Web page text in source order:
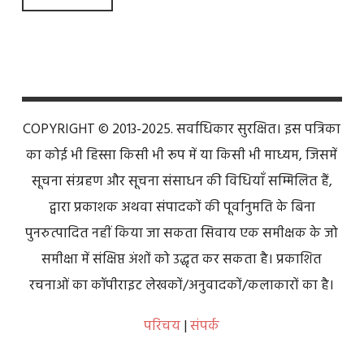
COPYRIGHT © 2013-2025. सर्वाधिकार सुरक्षित। इस पत्रिका
का कोई भी हिस्सा किसी भी रूप में या किसी भी माध्यम, जिसमें
सूचना संग्रहण और सूचना संसाधन की विधियाँ सम्मिलित हैं,
द्वारा प्रकाशक अथवा संपादकों की पूर्वानुमति के बिना
पुनरुत्पादित नहीं किया जा सकता सिवाय एक समीक्षक के जो
समीक्षा में संक्षिप्त अंशों को उद्धृत कर सकता है। प्रकाशित
रचनाओं का कॉपीराइट लेखकों/अनुवादकों/कलाकारों का है।
परिचय|संपर्क